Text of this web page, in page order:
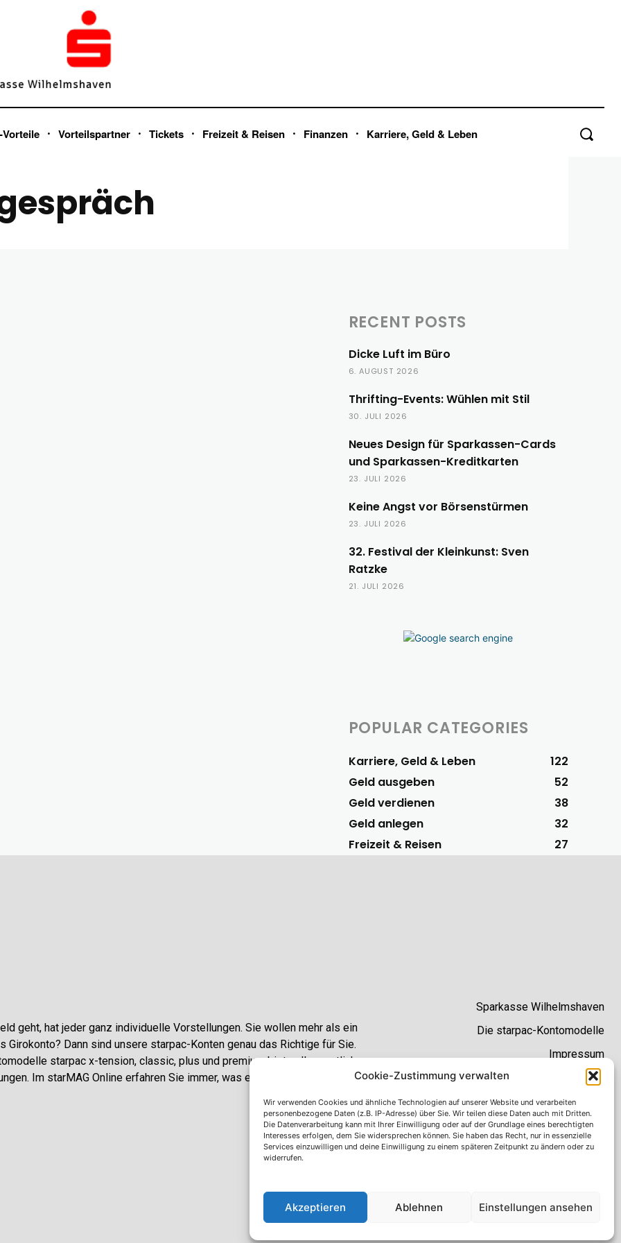
Cookie-Zustimmung verwalten
Wir verwenden Cookies und ähnliche Technologien auf unserer Website und verarbeiten
personenbezogene Daten (z.B. IP-Adresse) über Sie. Wir teilen diese Daten auch mit Dritten.
Die Datenverarbeitung kann mit Ihrer Einwilligung oder auf der Grundlage eines berechtigten
Interesses erfolgen, dem Sie widersprechen können. Sie haben das Recht, nur in essenzielle
Services einzuwilligen und deine Einwilligung zu einem späteren Zeitpunkt zu ändern oder zu
widerrufen.
Akzeptieren Ablehnen Einstellungen ansehen
Vorteilspartner Tickets Freizeit & Reisen Finanzen Karriere, Geld & Leben
RECENT POSTS
Dicke Luft im Büro
6. AUGUST 2026
Thrifting-Events: Wühlen mit Stil
30. JULI 2026
Neues Design für Sparkassen-Cards
und Sparkassen-Kreditkarten
23. JULI 2026
Keine Angst vor Börsenstürmen
23. JULI 2026
32. Festival der Kleinkunst: Sven
Ratzke
21. JULI 2026
POPULAR CATEGORIES
Karriere, Geld & Leben
122
Geld ausgeben
52
Geld verdienen
38
Geld anlegen
32
Freizeit & Reisen
27
geht, hat jeder ganz individuelle Vorstellungen. Sie wollen mehr als ein
Girokonto? Dann sind unsere starpac-Konten genau das Richtige für Sie.
starpac x-tension, classic, plus und premium bieten Ihnen etliche
Im starMAG Online erfahren Sie immer, was es Neues gibt.
Sparkasse Wilhelmshaven
Die starpac-Kontomodelle
Impressum
Datenschutzhinweise
Erklärung zur Barrierefreiheit